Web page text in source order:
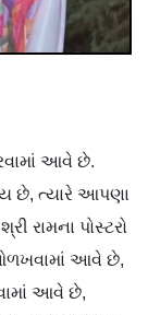
આવે છે.
છે, ત્યારે આપણા
રામના પોસ્ટરો
ઓળખવામાં આવે છે,
આવે છે,